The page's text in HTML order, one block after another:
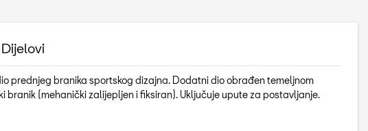
Dijelovi
prednjeg branika sportskog dizajna. Dodatni dio obrađen temeljnom
branik (mehanički zalijepljen i fiksiran). Uključuje upute za postavljanje.